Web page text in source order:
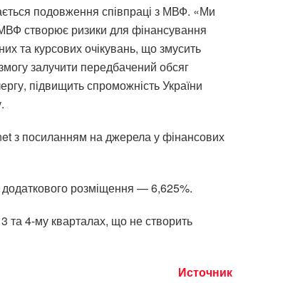
подовження співпраці з МВФ. «Ми
створює ризики для фінансування
та курсових очікувань, що змусить
залучити передбачений обсяг
підвищить спроможність України
з посиланням на джерела у фінансових
додаткового розміщення — 6,625%.
та 4-му кварталах, що не створить
Источник